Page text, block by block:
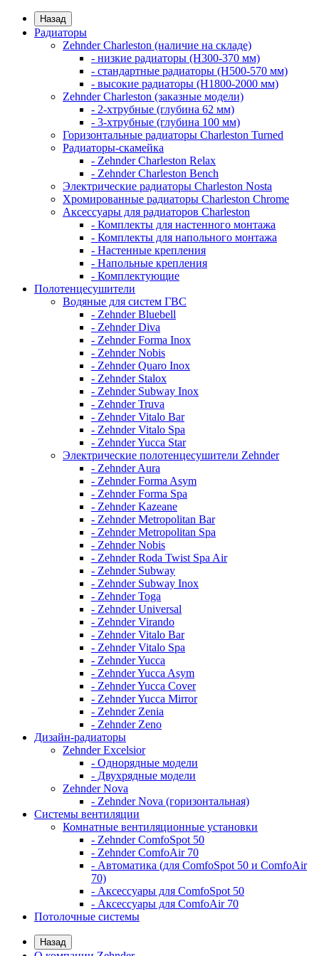
Назад
Радиаторы
Zehnder Charleston (наличие на складе)
- низкие радиаторы (H300-370 мм)
- стандартные радиаторы (H500-570 мм)
- высокие радиаторы (H1800-2000 мм)
Zehnder Charleston (заказные модели)
- 2-хтрубные (глубина 62 мм)
- 3-хтрубные (глубина 100 мм)
Горизонтальные радиаторы Charleston Turned
Радиаторы-скамейка
- Zehnder Charleston Relax
- Zehnder Charleston Bench
Электрические радиаторы Charleston Nosta
Хромированные радиаторы Charleston Chrome
Аксессуары для радиаторов Charleston
- Комплекты для настенного монтажа
- Комплекты для напольного монтажа
- Настенные крепления
- Напольные крепления
- Комплектующие
Полотенцесушители
Водяные для систем ГВС
- Zehnder Bluebell
- Zehnder Diva
- Zehnder Forma Inox
- Zehnder Nobis
- Zehnder Quaro Inox
- Zehnder Stalox
- Zehnder Subway Inox
- Zehnder Truva
- Zehnder Vitalo Bar
- Zehnder Vitalo Spa
- Zehnder Yucca Star
Электрические полотенцесушители Zehnder
- Zehnder Aura
- Zehnder Forma Asym
- Zehnder Forma Spa
- Zehnder Kazeane
- Zehnder Metropolitan Bar
- Zehnder Metropolitan Spa
- Zehnder Nobis
- Zehnder Roda Twist Spa Air
- Zehnder Subway
- Zehnder Subway Inox
- Zehnder Toga
- Zehnder Universal
- Zehnder Virando
- Zehnder Vitalo Bar
- Zehnder Vitalo Spa
- Zehnder Yucca
- Zehnder Yucca Asym
- Zehnder Yucca Cover
- Zehnder Yucca Mirror
- Zehnder Zenia
- Zehnder Zeno
Дизайн-радиаторы
Zehnder Excelsior
- Однорядные модели
- Двухрядные модели
Zehnder Nova
- Zehnder Nova (горизонтальная)
Системы вентиляции
Комнатные вентиляционные установки
- Zehnder ComfoSpot 50
- Zehnder ComfoAir 70
- Автоматика (для ComfoSpot 50 и ComfoAir
70)
- Аксессуары для ComfoSpot 50
- Аксессуары для ComfoAir 70
Потолочные системы
Назад